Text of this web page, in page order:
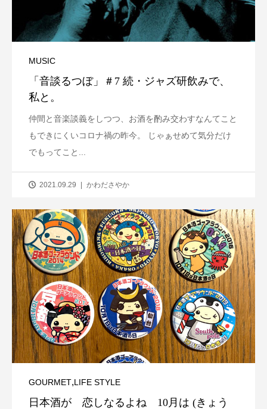
MUSIC
「音談るつぼ」＃7 続・ジャズ研飲みで、
私と。
仲間と音楽談義をしつつ、お酒を酌み交わすなんてこと
もできにくいコロナ禍の昨今。 じゃぁせめて気分だけ
でもってこと...
2021.09.29 かわださやか
GOURMET,LIFE STYLE
日本酒が 恋しなるよね 10月は (きょう